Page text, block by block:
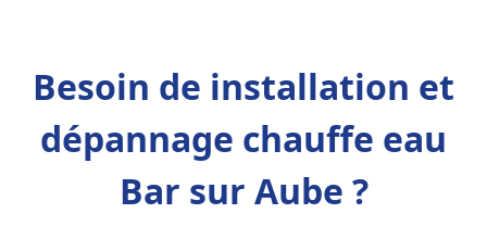
Besoin de installation et
dépannage chauffe eau
Bar sur Aube ?